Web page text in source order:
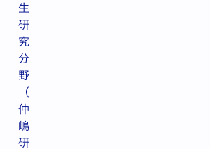
生
研
究
分
野
（
仲
嶋
研